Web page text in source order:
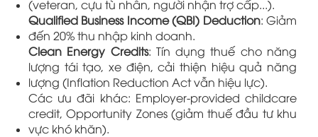
(veteran, cựu tù nhân, người nhận trợ cấp...).
Qualified Business Income (QBI) Deduction: Giảm
đến 20% thu nhập kinh doanh.
Clean Energy Credits: Tín dụng thuế cho năng
lượng tái tạo, xe điện, cải thiện hiệu quả năng
lượng (Inflation Reduction Act vẫn hiệu lực).
Các ưu đãi khác: Employer-provided childcare
credit, Opportunity Zones (giảm thuế đầu tư khu
vực khó khăn).